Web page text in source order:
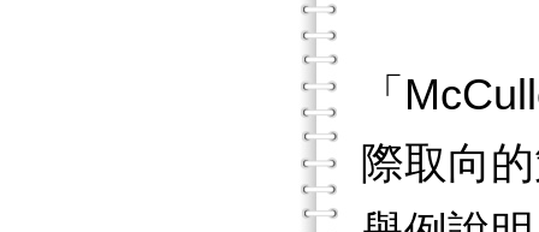
「
際取向